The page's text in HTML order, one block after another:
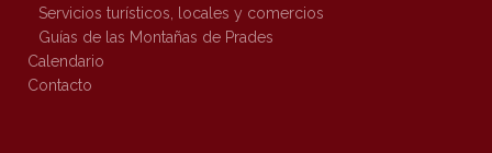
Servicios turísticos, locales y comercios
Guías de las Montañas de Prades
Calendario
Contacto